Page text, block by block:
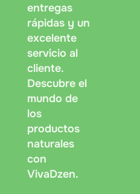
entregas
rápidas y un
excelente
servicio al
cliente.
Descubre el
mundo de
los
productos
naturales
con
VivaDzen.